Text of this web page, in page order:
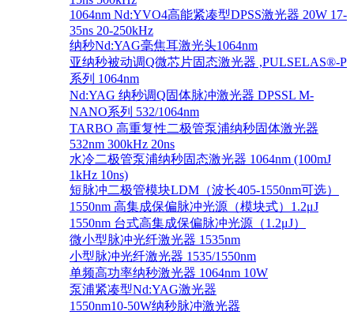
1064nm Nd:YVO4高能紧凑型DPSS激光器 20W 17-
35ns 20-250kHz
纳秒Nd:YAG毫焦耳激光头1064nm
亚纳秒被动调Q微芯片固态激光器 ,PULSELAS®-P
系列 1064nm
Nd:YAG 纳秒调Q固体脉冲激光器 DPSSL M-
NANO系列 532/1064nm
TARBO 高重复性二极管泵浦纳秒固体激光器
532nm 300kHz 20ns
水冷二极管泵浦纳秒固态激光器 1064nm (100mJ
1kHz 10ns)
短脉冲二极管模块LDM（波长405-1550nm可选）
1550nm 高集成保偏脉冲光源（模块式）1.2μJ
1550nm 台式高集成保偏脉冲光源（1.2μJ）
微小型脉冲光纤激光器 1535nm
小型脉冲光纤激光器 1535/1550nm
单频高功率纳秒激光器 1064nm 10W
泵浦紧凑型Nd:YAG激光器
1550nm10-50W纳秒脉冲激光器